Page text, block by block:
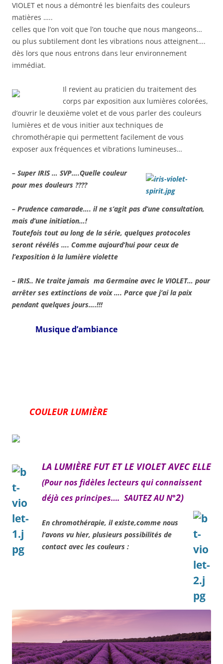
VIOLET et nous a démontré les bienfaits des couleurs
matières …..
celles que l’on voit que l’on touche que nous mangeons…
ou plus subtilement dont les vibrations nous atteignent….
dès lors que nous entrons dans leur environnement
immédiat.
Il revient au praticien du traitement des
corps par exposition aux lumières colorées,
d’ouvrir le deuxième volet et de vous parler des couleurs
lumières et de vous initier aux techniques de
chromothérapie qui permettent facilement de vous
exposer aux fréquences et vibrations lumineuses…
– Super IRIS … SVP….Quelle couleur
pour mes douleurs ????
– Prudence camarade…. il ne s’agit pas d’une consultation,
mais d’une initiation…!
Toutefois tout au long de la série, quelques protocoles
seront révélés …. Comme aujourd’hui pour ceux de
l’exposition à la lumière violette
– IRIS.. Ne traite jamais ma Germaine avec le VIOLET… pour
arrêter ses extinctions de voix …. Parce que j’ai la paix
pendant quelques jours….!!!
Musique d’ambiance
COULEUR LUMIÈRE
LA LUMIÈRE FUT ET LE VIOLET AVEC ELLE
(Pour nos fidèles lecteurs qui connaissent
déjà ces principes…. SAUTEZ AU N°2)
En chromothérapie, il existe,comme nous
l’avons vu hier, plusieurs possibilités de
contact avec les couleurs :